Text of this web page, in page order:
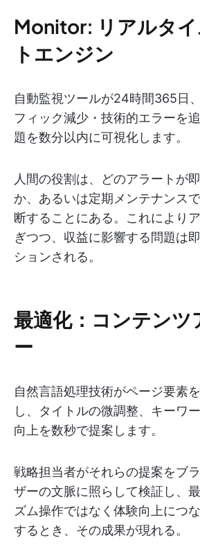
Monitor: リアルタ
トエンジン
自動監視ツールが24時間365日
フィック減少・技術的エラーを
題を数分以内に可視化します。
人間の役割は、どのアラートが
か、あるいは定期メンテナンス
断することにある。これにより
ぎつつ、収益に影響する問題は
ションされる。
最適化：コンテンツ
ー
自然言語処理技術がページ要素
し、タイトルの微調整、キーワ
向上を数秒で提案します。
戦略担当者がそれらの提案をブ
ザーの文脈に照らして検証し、
ズム操作ではなく体験向上につ
するとき、その成果が現れる。